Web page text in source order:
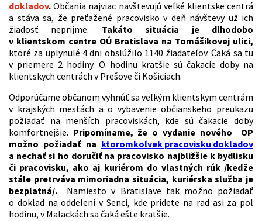
dokladov. Občania najviac navštevujú veľké klientske centrá
a stáva sa, že preťažené pracovisko v deň návštevy už ich
žiadosť neprijme. Takáto situácia je dlhodobo
v klientskom centre OÚ Bratislava na Tomášikovej ulici,
ktoré za uplynulé 4 dni obslúžilo 1140 žiadateľov. Čaká sa tu
v priemere 2 hodiny. O hodinu kratšie sú čakacie doby na
klientskych centrách v Prešove či Košiciach.
Odporúčame občanom vyhnúť sa veľkým klientskym centrám
v krajských mestách a o vybavenie občianskeho preukazu
požiadať na menších pracoviskách, kde sú čakacie doby
komfortnejšie. Pripomíname, že o vydanie nového OP
možno požiadať na ktoromkoľvek pracovisku dokladov
a nechať si ho doručiť na pracovisko najbližšie k bydlisku
či pracovisku, ako aj kuriérom do vlastných rúk /keďže
stále pretrváva mimoriadna situácia, kuriérska služba je
bezplatná/. Namiesto v Bratislave tak možno požiadať
o doklad na oddelení v Senci, kde prídete na rad asi za pol
hodinu, v Malackách sa čaká ešte kratšie.